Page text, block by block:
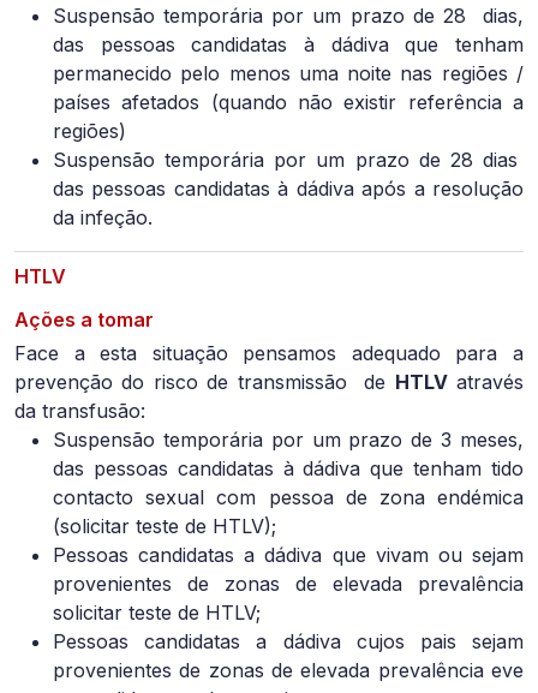
Suspensão temporária por um prazo de 28
dias,
das pessoas candidatas à dádiva que tenham
permanecido pelo menos uma noite nas regiões /
países afetados (quando não existir referência a
regiões)
Suspensão temporária por um prazo de 28 dias
das pessoas candidatas à dádiva após a resolução
da infeção.
HTLV
Ações a tomar
Face a esta situação pensamos adequado para a
prevenção do risco de transmissão de HTLVatravés
da transfusão:
Suspensão temporária por um prazo de 3 meses,
das pessoas candidatas à dádiva que tenham tido
contacto sexual com pessoa de zona endémica
(solicitar teste de HTLV);
Pessoas candidatas a dádiva que vivam ou sejam
provenientes de zonas de elevada prevalência
solicitar teste de HTLV;
Pessoas candidatas a dádiva cujos pais sejam
provenientes de zonas de elevada prevalência eve